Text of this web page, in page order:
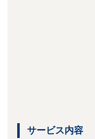
サービス内容